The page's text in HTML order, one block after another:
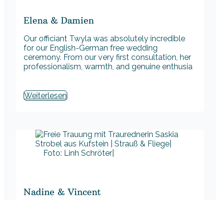
Elena & Damien
Our officiant Twyla was absolutely incredible
for our English-German free wedding
ceremony. From our very first consultation, her
professionalism, warmth, and genuine enthusia
Weiterlesen
Foto: Linh Schröter|
Nadine & Vincent